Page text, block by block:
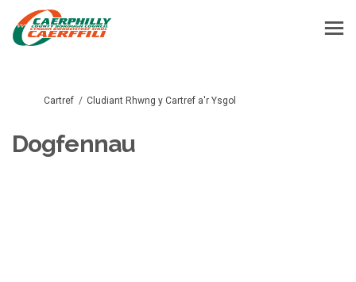
Rydych yma:
Cartref Cludiant Rhwng y Cartref a'r Ysgol
Dogfennau